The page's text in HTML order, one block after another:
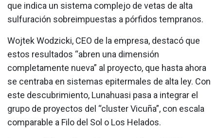
que indica un sistema complejo de vetas de alta
sulfuración sobreimpuestas a pórfidos tempranos.
Wojtek Wodzicki, CEO de la empresa, destacó que
estos resultados “abren una dimensión
completamente nueva” al proyecto, que hasta ahora
se centraba en sistemas epitermales de alta ley. Con
este descubrimiento, Lunahuasi pasa a integrar el
grupo de proyectos del “cluster Vicuña”, con escala
comparable a Filo del Sol o Los Helados.